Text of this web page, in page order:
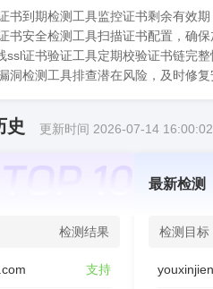
书到期检测工具监控证书剩余有效
书安全检测工具扫描证书配置，确
ssl证书验证工具定期校验证书链完
洞检测工具排查潜在风险，及时修
史 更新时间 2026-07-14 16:00:02
检测结果
支持
最新检测
检测目标